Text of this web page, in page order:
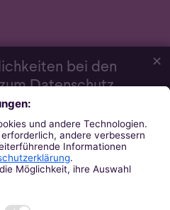
bei den
Datenschutz
Webseiten-Erlebnis bieten. Dazu
Funktionieren unserer Website
verwenden wir auch
die zur Anzeige externer
über Soundcloud, Karten
Statistikzwecken genutzt
welche Kategorien Sie
✕